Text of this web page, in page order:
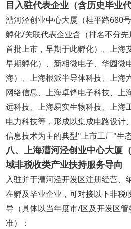
目入驻代表企业（含历史毕业代
漕河泾创业中心大厦（桂平路680
孵化/关联代表企业含（排名不分
首批上市，早期于此孵化）、上海
早期孵化）、新相微电子、华园微
海）、上海根派半导体科技、上海
网络信息、上海卓锋电子科技、上
远科技、上海易实生物科技、上海
电力科技等，形成以集成电路设计
信息技术为主的典型"上市工厂"生态
八、上海漕河泾创业中心大厦
域非税收类产业扶持服务导向
入驻并于漕河泾开发区注册经营、
在孵及毕业企业，可对接以下非税
导（具体以当年度市/区及开发区
准）：